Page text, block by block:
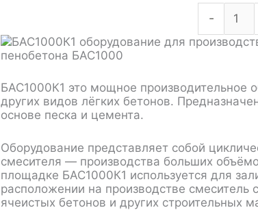
-
товара
БАС1000К1 это мощное производительное
других видов лёгких бетонов.
основе песка и цемента.
Оборудование представляет собой
смесителя — производства больших
площадке БАС1000К1 используется для
расположении на производстве смеситель
ячеистых бетонов и других строительных